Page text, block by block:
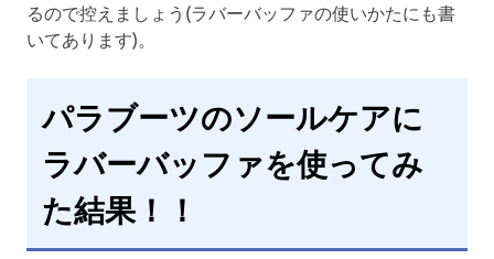
るので控えましょう(ラバーバッファの使いかたにも書
いてあります)。
パラブーツのソールケアに
ラバーバッファを使ってみ
た結果！！